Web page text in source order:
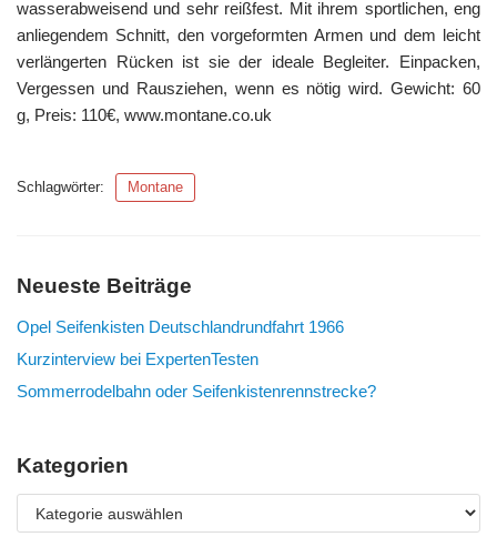
wasserabweisend und sehr reißfest. Mit ihrem sportlichen, eng
anliegendem Schnitt, den vorgeformten Armen und dem leicht
verlängerten Rücken ist sie der ideale Begleiter. Einpacken,
Vergessen und Rausziehen, wenn es nötig wird. Gewicht: 60
g, Preis: 110€, www.montane.co.uk
Schlagwörter: Montane
Neueste Beiträge
Opel Seifenkisten Deutschlandrundfahrt 1966
Kurzinterview bei ExpertenTesten
Sommerrodelbahn oder Seifenkistenrennstrecke?
Kategorien